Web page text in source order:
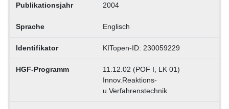
Publikationsjahr 2004
Sprache Englisch
Identifikator KITopen-ID: 230059229
HGF-Programm
11.12.02 (POF I, LK 01)
Innov.Reaktions-
u.Verfahrenstechnik